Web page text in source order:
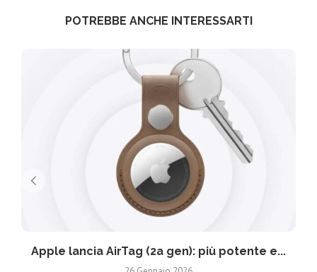
POTREBBE ANCHE INTERESSARTI
Apple lancia AirTag (2a gen): più potente e...